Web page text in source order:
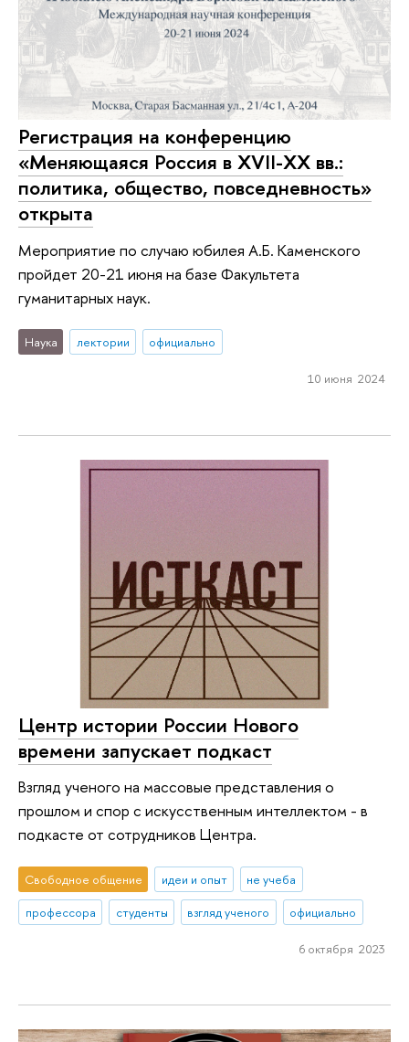
Регистрация на конференцию
«Меняющаяся Россия в XVII-XX вв.:
политика, общество, повседневность»
открыта
Мероприятие по случаю юбилея А.Б. Каменского
пройдет 20-21 июня на базе Факультета
гуманитарных наук.
Наука лектории официально
10 июня 2024
Центр истории России Нового
времени запускает подкаст
Взгляд ученого на массовые представления о
прошлом и спор с искусственным интеллектом - в
подкасте от сотрудников Центра.
Свободное общение идеи и опыт
не учеба
профессора
студенты взгляд ученого официально
6 октября 2023